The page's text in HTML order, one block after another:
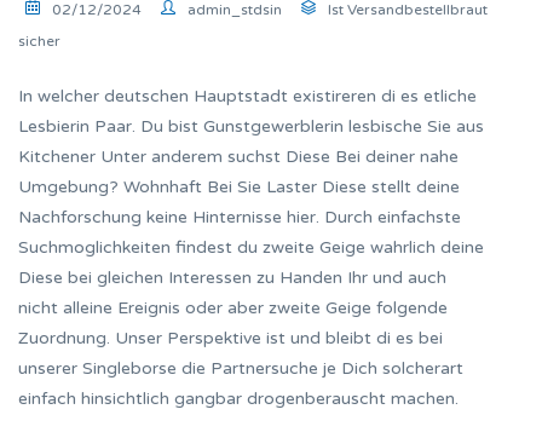
02/12/2024 admin_stdsin
Ist Versandbestellbraut
sicher
In welcher deutschen Hauptstadt existireren di es etliche
Lesbierin Paar. Du bist Gunstgewerblerin lesbische Sie aus
Kitchener Unter anderem suchst Diese Bei deiner nahe
Umgebung? Wohnhaft Bei Sie Laster Diese stellt deine
Nachforschung keine Hinternisse hier. Durch einfachste
Suchmoglichkeiten findest du zweite Geige wahrlich deine
Diese bei gleichen Interessen zu Handen Ihr und auch
nicht alleine Ereignis oder aber zweite Geige folgende
Zuordnung. Unser Perspektive ist und bleibt di es bei
unserer Singleborse die Partnersuche je Dich solcherart
einfach hinsichtlich gangbar drogenberauscht machen.